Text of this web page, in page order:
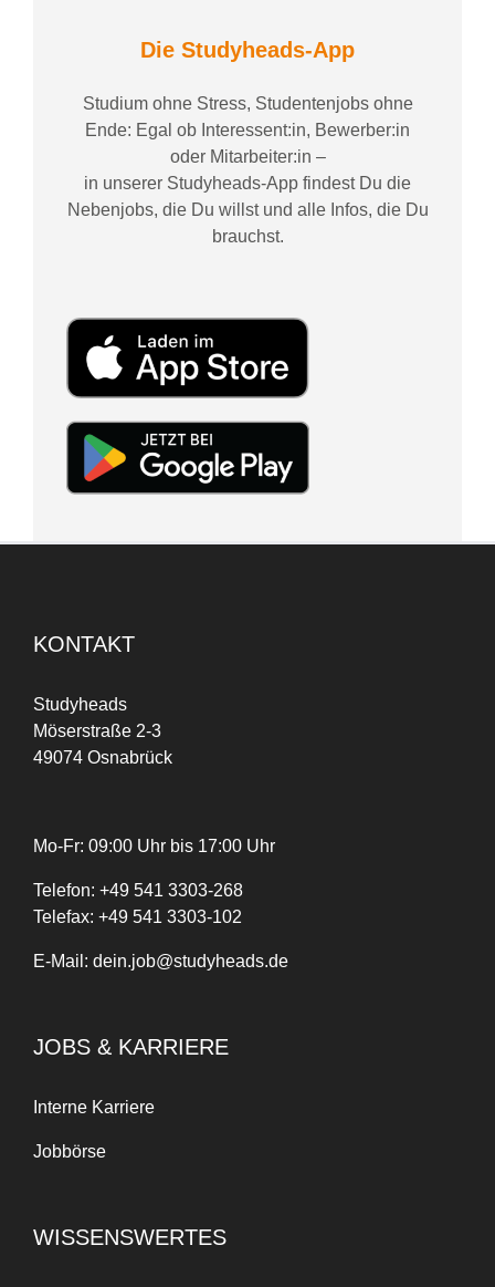
Die Studyheads-App
Studium ohne Stress, Studentenjobs ohne
Ende: Egal ob Interessent:in, Bewerber:in
oder Mitarbeiter:in –
in unserer Studyheads-App findest Du die
Nebenjobs, die Du willst und alle Infos, die Du
brauchst.
KONTAKT
Studyheads
Möserstraße 2-3
49074 Osnabrück
Mo-Fr: 09:00 Uhr bis 17:00 Uhr
Telefon: +49 541 3303-268
Telefax: +49 541 3303-102
E-Mail: dein.job@studyheads.de
JOBS & KARRIERE
Interne Karriere
Jobbörse
WISSENSWERTES